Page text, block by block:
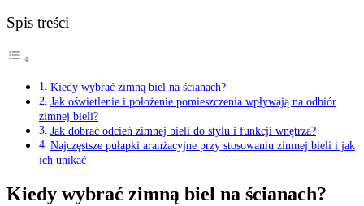
Spis treści
Kiedy wybrać zimną biel na ścianach?
Jak oświetlenie i położenie pomieszczenia wpływają na odbiór
zimnej bieli?
Jak dobrać odcień zimnej bieli do stylu i funkcji wnętrza?
Najczęstsze pułapki aranżacyjne przy stosowaniu zimnej bieli i jak
ich unikać
Kiedy wybrać zimną biel na ścianach?